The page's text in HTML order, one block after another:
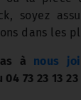
soyez
dans les
à nous
73 23 13 23